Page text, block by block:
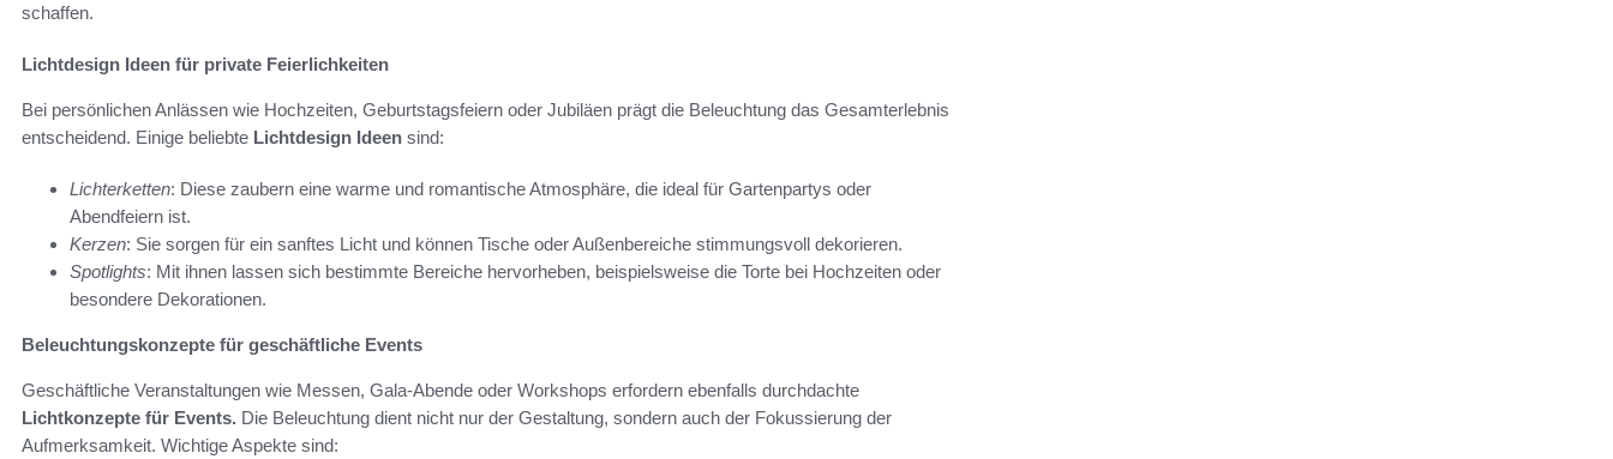
schaffen.
Lichtdesign Ideen für private Feierlichkeiten
Bei persönlichen Anlässen wie Hochzeiten, Geburtstagsfeiern oder Jubiläen prägt die Beleuchtung das Gesamterlebnis
entscheidend. Einige beliebte Lichtdesign Ideen sind:
Lichterketten: Diese zaubern eine warme und romantische Atmosphäre, die ideal für Gartenpartys oder
Abendfeiern ist.
Kerzen: Sie sorgen für ein sanftes Licht und können Tische oder Außenbereiche stimmungsvoll dekorieren.
Spotlights: Mit ihnen lassen sich bestimmte Bereiche hervorheben, beispielsweise die Torte bei Hochzeiten oder
besondere Dekorationen.
Beleuchtungskonzepte für geschäftliche Events
Geschäftliche Veranstaltungen wie Messen, Gala-Abende oder Workshops erfordern ebenfalls durchdachte
Lichtkonzepte für Events. Die Beleuchtung dient nicht nur der Gestaltung, sondern auch der Fokussierung der
Aufmerksamkeit. Wichtige Aspekte sind: